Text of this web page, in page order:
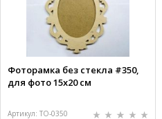
Фоторамка без стекла #350,
для фото 15х20 см
Артикул: TO-0350